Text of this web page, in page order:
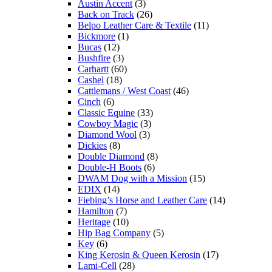
Austin Accent (3)
Back on Track (26)
Belpo Leather Care & Textile (11)
Bickmore (1)
Bucas (12)
Bushfire (3)
Carhartt (60)
Cashel (18)
Cattlemans / West Coast (46)
Cinch (6)
Classic Equine (33)
Cowboy Magic (3)
Diamond Wool (3)
Dickies (8)
Double Diamond (8)
Double-H Boots (6)
DWAM Dog with a Mission (15)
EDIX (14)
Fiebing’s Horse and Leather Care (14)
Hamilton (7)
Heritage (10)
Hip Bag Company (5)
Key (6)
King Kerosin & Queen Kerosin (17)
Lami-Cell (28)